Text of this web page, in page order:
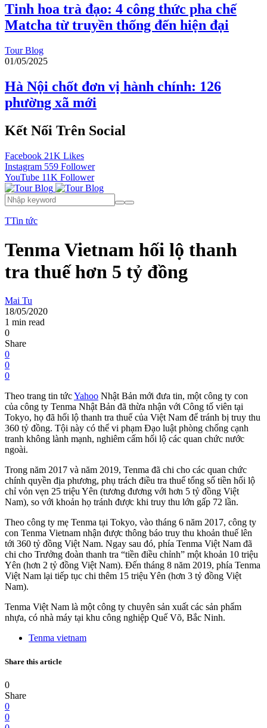
Tinh hoa trà đạo: 4 công thức pha chế
Matcha từ truyền thống đến hiện đại
Tour Blog
01/05/2025
Hà Nội chốt đơn vị hành chính: 126
phường xã mới
Kết Nối Trên Social
Facebook 21K Likes
Instagram 559 Follower
YouTube 11K Follower
TTin tức
Tenma Vietnam hối lộ thanh
tra thuế hơn 5 tỷ đồng
Mai Tu
18/05/2020
1 min read
0
Share
0
0
0
Theo trang tin tứcYahoo Nhật Bản mới đưa tin, một công ty con
của công ty Tenma Nhật Bản đã thừa nhận với Công tố viên tại
Tokyo, họ đã hối lộ thanh tra thuế của Việt Nam để tránh bị truy thu
360 tỷ đồng. Tội này có thể vi phạm Đạo luật phòng chống cạnh
tranh không lành mạnh, nghiêm cấm hối lộ các quan chức nước
ngoài.
Trong năm 2017 và năm 2019, Tenma đã chi cho các quan chức
chính quyền địa phương, phụ trách điều tra thuế tổng số tiền hối lộ
chỉ vỏn vẹn 25 triệu Yên (tương đương với hơn 5 tỷ đồng Việt
Nam), so với khoản họ tránh được khi truy thu lớn gấp 72 lần.
Theo công ty mẹ Tenma tại Tokyo, vào tháng 6 năm 2017, công ty
con Tenma Vietnam nhận được thông báo truy thu khoản thuế lên
tới 360 tỷ đồng Việt Nam. Ngay sau đó, phía Tenma Việt Nam đã
chi cho Trưởng đoàn thanh tra “tiền điều chỉnh” một khoản 10 triệu
Yên (hơn 2 tỷ đồng Việt Nam). Đến tháng 8 năm 2019, phía Tenma
Việt Nam lại tiếp tục chi thêm 15 triệu Yên (hơn 3 tỷ đồng Việt
Nam).
Tenma Việt Nam là một công ty chuyên sản xuất các sản phẩm
nhựa, có nhà máy tại khu công nghiệp Quế Võ, Bắc Ninh.
Tenma vietnam
Share this article
0
Share
0
0